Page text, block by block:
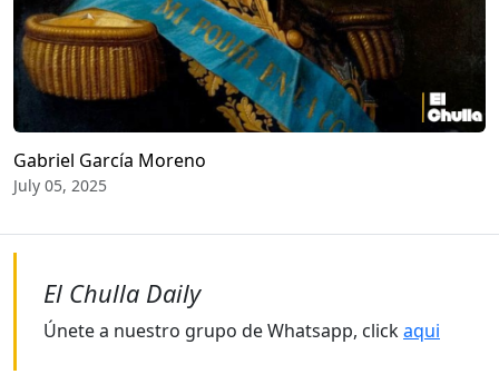
Gabriel García Moreno
July 05, 2025
El Chulla Daily
Únete a nuestro grupo de Whatsapp, clickaqui